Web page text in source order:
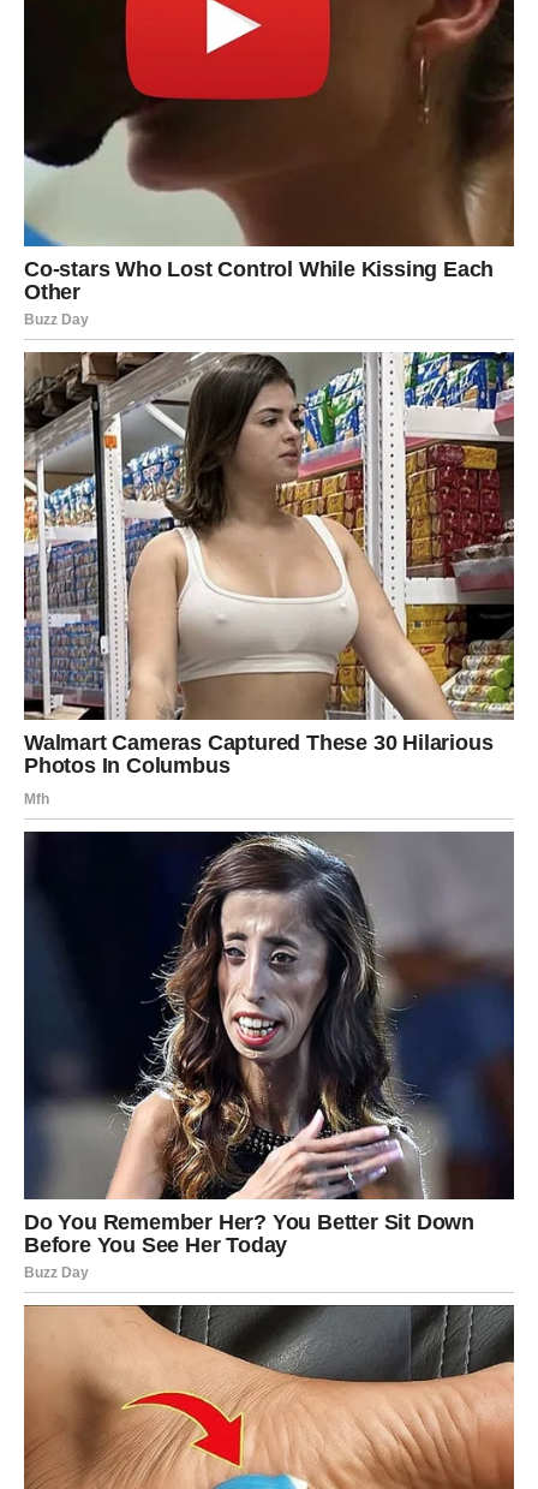
susret koji ostavlja snažan utisak ili razvoj odnosa koji
vam vraća vjeru u emocije.
Pred vama su dani puni lijepih trenutaka.
ŠKORPIJA
Škorpije očekuje finansijski pomak koji dolazi iz pravca na
koji nisu računale. Jedna prilika mogla bi imati mnogo
veći značaj nego što trenutno izgleda.
Ljubavni život postaje mnogo zanimljiviji.
STRIJELAC
Strijelac je među znakovima kojima zvijezde donose
najveću finansijsku sreću. Moguća je dodatna zarada,
bonus ili poslovna prilika koja značajno popravlja
Pred vama su dani u kojima ćete imati mnogo razloga za
JARAC
Jarčevima dolazi potvrda da su na pravom putu. Posao,
finansije i privatni život ulaze u stabilniju fazu.
Jedan razgovor mogao bi vam pomoći da donesete
veoma važnu odluku.
VODOLIJA
Vodolije očekuju neočekivane promjene koje na kraju
donose mnogo više koristi nego što se u početku čini.
Moguće je poznanstvo ili prilika koja mijenja vaše